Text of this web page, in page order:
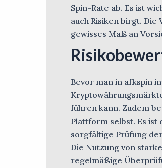
Spin-Rate ab. Es ist
auch Risiken birgt.
gewisses Maß an
Bevor man in afkspin
führen kann. Zudem
Plattform selbst. Es ist
sorgfältige Prüfung
Die Nutzung von
regelmäßige